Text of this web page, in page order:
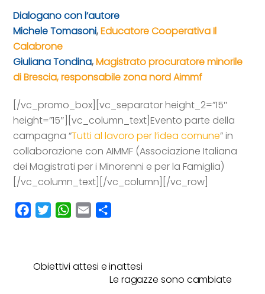
Dialogano con l’autore
Michele Tomasoni,Educatore Cooperativa Il
Calabrone
Giuliana Tondina,Magistrato procuratore minorile
di Brescia, responsabile zona nord Aimmf
[/vc_promo_box][vc_separator height_2=”15″
height=”15″][vc_column_text]Evento parte della
campagna “Tutti al lavoro per l’idea comune” in
collaborazione con AIMMF (Associazione Italiana
dei Magistrati per i Minorenni e per la Famiglia)
[/vc_column_text][/vc_column][/vc_row]
b
t
W
s
l
i
v
Obiettivi attesi e inattesi
Le ragazze sono cambiate